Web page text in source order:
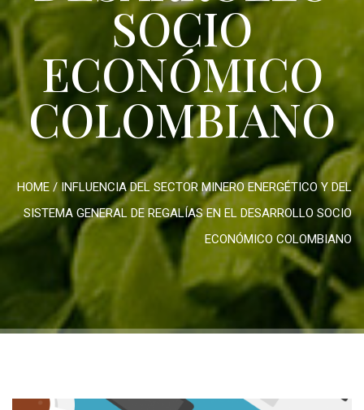
SOCIO
ECONÓMICO
COLOMBIANO
HOME / INFLUENCIA DEL SECTOR MINERO ENERGÉTICO Y DEL
SISTEMA GENERAL DE REGALÍAS EN EL DESARROLLO SOCIO
ECONÓMICO COLOMBIANO